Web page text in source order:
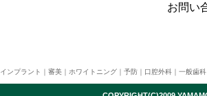
お問い
インプラント ｜ 審美 ｜ ホワイトニング ｜ 予防 ｜ 口腔外科 ｜ 一般歯科